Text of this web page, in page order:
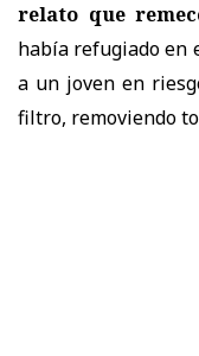
relato que
había refugiado en
a un joven en
filtro, removiendo